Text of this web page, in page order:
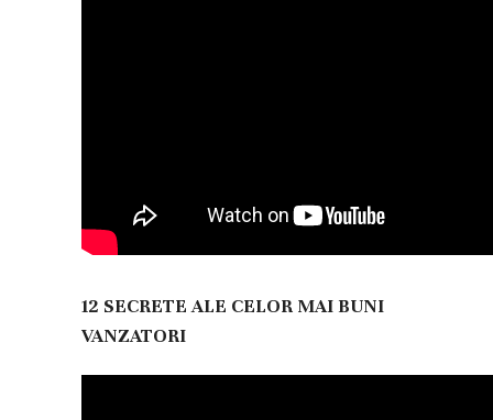
12 SECRETE ALE CELOR MAI BUNI
VANZATORI